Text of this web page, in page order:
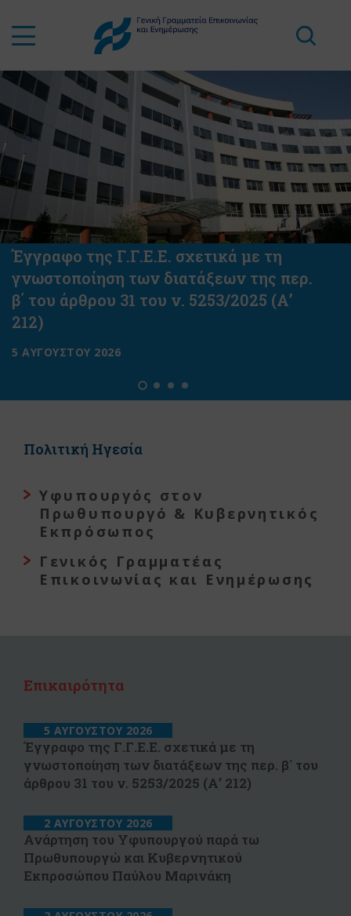
Έγγραφο της Γ.Γ.Ε.Ε. σχετικά με τη
γνωστοποίηση των διατάξεων της περ.
β΄ του άρθρου 31 του ν. 5253/2025 (Α’
212)
5 ΑΥΓΟΥΣΤΟΥ 2026
Πολιτική Ηγεσία
Υφυπουργός στον
Πρωθυπουργό & Κυβερνητικός
Εκπρόσωπος
Γενικός Γραμματέας
Επικοινωνίας και Ενημέρωσης
Επικαιρότητα
Έγγραφο της Γ.Γ.Ε.Ε. σχετικά με τη
γνωστοποίηση των διατάξεων της περ. β΄ του
άρθρου 31 του ν. 5253/2025 (Α’ 212)
5 ΑΥΓΟΥΣΤΟΥ 2026
Ανάρτηση του Υφυπουργού παρά τω
Πρωθυπουργώ και Κυβερνητικού
Εκπροσώπου Παύλου Μαρινάκη
2 ΑΥΓΟΥΣΤΟΥ 2026